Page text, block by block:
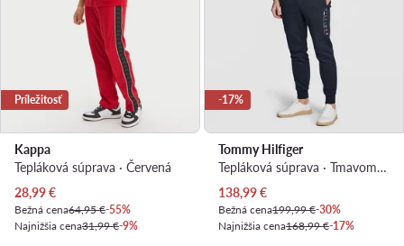
Príležitosť
Kappa
Tepláková súprava · Červená
Aktuálna cena
28,99€
Bežná cena64,95 €-55%
Najnižšia cena31,99 €-9%
-17%
Tommy Hilfiger
Tepláková súprava · Tmavomodrá
Aktuálna cena
138,99€
Bežná cena199,99 €-30%
Najnižšia cena168,99 €-17%